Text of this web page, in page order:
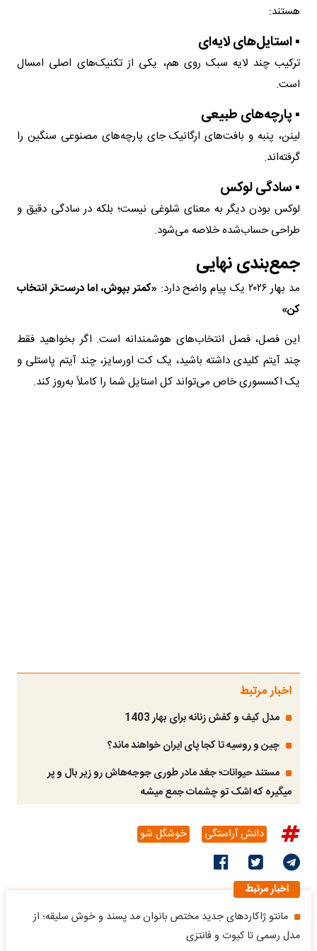
هستند:
▪ استایل‌های لایه‌ای
ترکیب چند لایه سبک روی هم، یکی از تکنیک‌های اصلی امسال
است.
▪ پارچه‌های طبیعی
لینن، پنبه و بافت‌های ارگانیک جای پارچه‌های مصنوعی سنگین را
گرفته‌اند.
▪ سادگی لوکس
لوکس بودن دیگر به معنای شلوغی نیست؛ بلکه در سادگی دقیق و
طراحی حساب‌شده خلاصه می‌شود.
جمع‌بندی نهایی
مد بهار ۲۰۲۶ یک پیام واضح دارد:
«کمتر بپوش، اما درست‌تر انتخاب
کن»
این فصل، فصل انتخاب‌های هوشمندانه است. اگر بخواهید فقط
چند آیتم کلیدی داشته باشید، یک کت اورسایز، چند آیتم پاستلی و
یک اکسسوری خاص می‌تواند کل استایل شما را کاملاً به‌روز کند.
اخبار مرتبط
مدل کیف و کفش زنانه برای بهار 1403
چین و روسیه تا کجا پای ایران خواهند ماند؟
مستند حیوانات؛ جغد مادر طوری جوجه‌هاش رو زیر بال و پر
میگیره که اشک تو چشمات جمع میشه
دانش آراستگی خوشگل شو
اخبار مرتبط
مانتو ژاکاردهای جدید مختص بانوان مد پسند و خوش سلیقه؛ از
مدل رسمی تا کیوت و فانتزی